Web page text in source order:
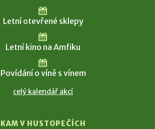
Letní otevřené sklepy
Letní kino na Amfiku
Povídání o víně s vínem
celý kalendář akcí
KAM V HUSTOPEČÍCH